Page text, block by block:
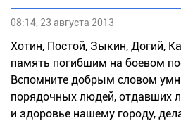
08:14, 23 августа 2013
Хотин, Постой, Зыкин, Догий,
память погибшим на боевом
Вспомните добрым словом
порядочных людей, отдавших
и здоровье нашему городу,